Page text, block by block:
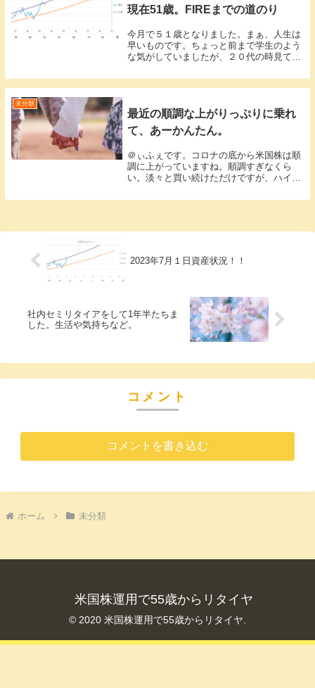
現在51歳。FIREまでの道のり
今月で５１歳となりました。まぁ、人生は
早いものです。ちょっと前まで学生のよう
な気がしていましたが、２０代の時見てい
メージでした。そう思っていたかなりのお
っさんになりました。５５歳でリタイアと
未分類
最近の順調な上がりっぷりに乗れ
て、あーかんたん。
＠ぃふぇです。コロナの底から米国株は順
調に上がっていますね。順調すぎなくら
い。淡々と買い続けただけですが、ハイテ
す。最近急騰していますアップル等、
2023年7月１日資産状況！！
社内セミリタイアをして1年半たちま
した。生活や気持ちなど。
コメント
コメントを書き込む
ホーム 未分類
米国株運用で55歳からリタイヤ
© 2020 米国株運用で55歳からリタイヤ.